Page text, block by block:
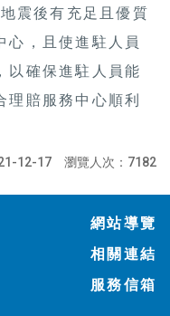
震後有充足且優質
心，且使進駐人員
以確保進駐人員能
理賠服務中心順利
12-17 瀏覽人次：7182
網站導覽
相關連結
服務信箱